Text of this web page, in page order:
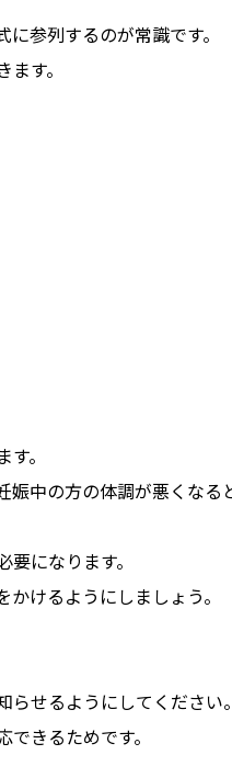
参列するのが常識です。
す。
。
中の方の体調が悪くなる
になります。
けるようにしましょう。
せるようにしてください。
きるためです。